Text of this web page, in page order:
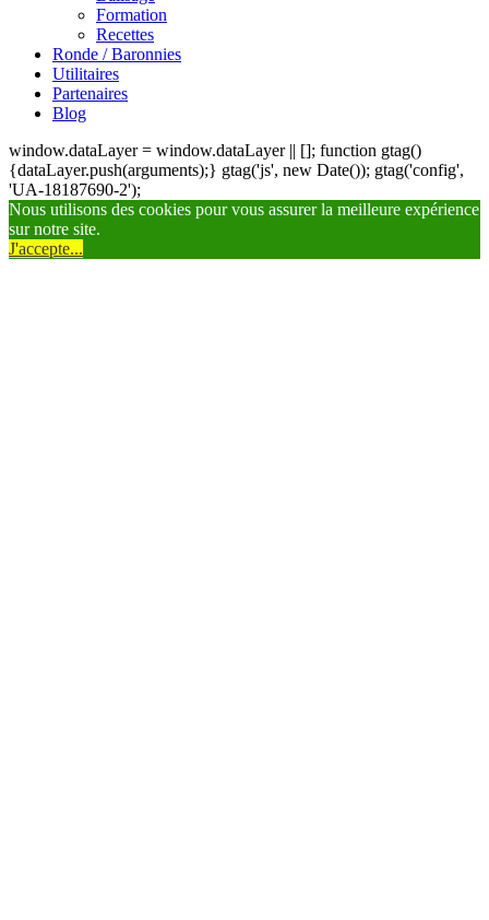
Formation
Recettes
Ronde / Baronnies
Utilitaires
Partenaires
Blog
window.dataLayer = window.dataLayer || []; function gtag()
{dataLayer.push(arguments);} gtag('js', new Date()); gtag('config',
'UA-18187690-2');
Nous utilisons des cookies pour vous assurer la meilleure expérience
sur notre site.
J'accepte...